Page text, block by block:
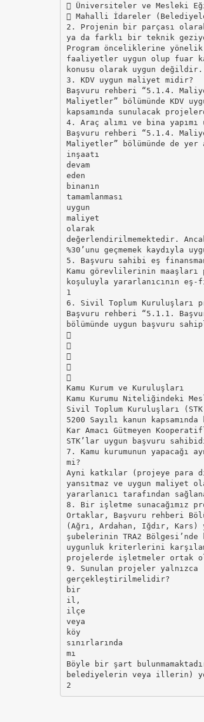
 Üniversiteler ve Mesleki
 Mahalli İdareler
2. Projenin bir parçası
ya da farklı bir teknik
Program önceliklerine
faaliyetler uygun olup fuar
konusu olarak uygun değildir.
3. KDV uygun maliyet midir?
Başvuru rehberi “5.1.4.
Maliyetler” bölümünde KDV
kapsamında sunulacak
4. Araç alımı ve bina
Başvuru rehberi “5.1.4.
Maliyetler” bölümünde de
inşaatı
devam
eden
binanın
tamamlanması
uygun
maliyet
olarak
değerlendirilmemektedir.
%30’unu geçmemek
5. Başvuru sahibi eş
Kamu görevlilerinin
koşuluyla yararlanıcının
1
6. Sivil Toplum Kuruluşları
Başvuru rehberi “5.1.1.
bölümünde uygun başvuru





Kamu Kurum ve Kuruluşları
Kamu Kurumu Niteliğindeki
Sivil Toplum Kuruluşları
5200 Sayılı kanun
Kar Amacı Gütmeyen
STK’lar uygun başvuru
7. Kamu kurumunun
mi?
Ayni katkılar (projeye para
yansıtmaz ve uygun maliyet
yararlanıcı tarafından
8. Bir işletme sunacağımız
Ortaklar, Başvuru rehberi
(Ağrı, Ardahan, Iğdır, Kars)
şubelerinin TRA2
uygunluk kriterlerini
projelerde işletmeler ortak
9. Sunulan projeler yalnızca
gerçekleştirilmelidir?
bir
il,
ilçe
veya
köy
sınırlarında
mı
Böyle bir şart
belediyelerin veya illerin)